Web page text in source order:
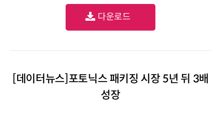
다운로드
[데이터뉴스]포토닉스 패키징 시장 5년 뒤 3배
성장